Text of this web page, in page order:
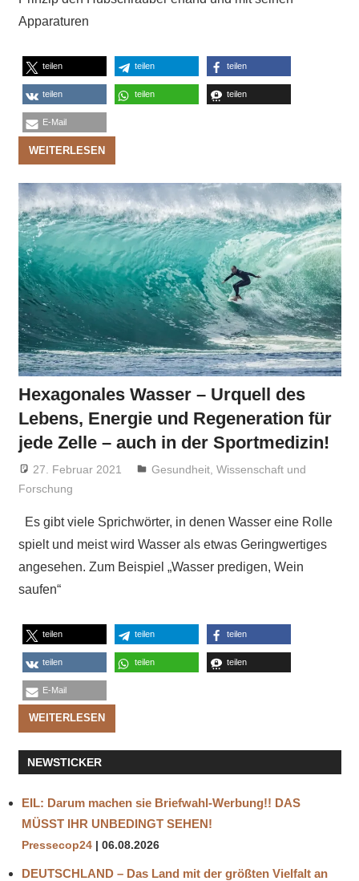
Apparaturen
teilen teilen teilen
teilen teilen teilen
E-Mail
WEITERLESEN
Hexagonales Wasser – Urquell des
Lebens, Energie und Regeneration für
jede Zelle – auch in der Sportmedizin!
27. Februar 2021 Niki Vogt
Gesundheit ,Wissenschaft und
Forschung
Es gibt viele Sprichwörter, in denen Wasser eine Rolle
spielt und meist wird Wasser als etwas Geringwertiges
angesehen. Zum Beispiel „Wasser predigen, Wein
saufen“
teilen teilen teilen
teilen teilen teilen
E-Mail
WEITERLESEN
NEWSTICKER
EIL: Darum machen sie Briefwahl-Werbung!! DAS
MÜSST IHR UNBEDINGT SEHEN!
Pressecop24 06.08.2026
DEUTSCHLAND – Das Land mit der größten Vielfalt an